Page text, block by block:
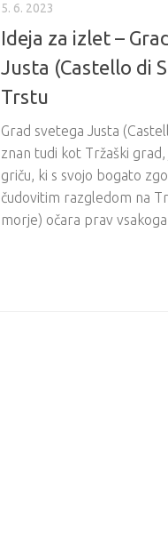
5. 6. 2023
Ideja za izlet –
Justa (Castello di
Trstu
Grad svetega Justa
znan tudi kot Tržaški
griču, ki s svojo bogato
čudovitim razgledom na
morje) očara prav